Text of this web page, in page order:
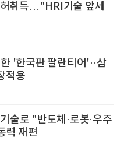
취득…"HRI기술 앞세
'한국판 팔란티어'··삼
적용
술로 "반도체·로봇·우주
력 재편